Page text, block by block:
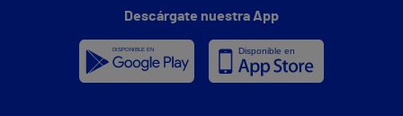
Descárgate nuestra App